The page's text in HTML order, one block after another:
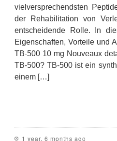
vielversprechendsten
der Rehabilitation von
entscheidende Rolle. In
Eigenschaften, Vorteile und
TB-500 10 mg Nouveaux
TB-500? TB-500 ist ein
einem […]
1 year, 6 months ago